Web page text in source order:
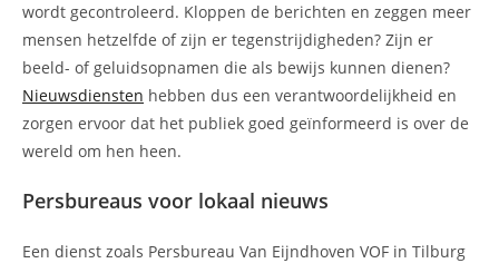
wordt gecontroleerd. Kloppen de berichten en zeggen meer
mensen hetzelfde of zijn er tegenstrijdigheden? Zijn er
beeld- of geluidsopnamen die als bewijs kunnen dienen?
Nieuwsdiensten hebben dus een verantwoordelijkheid en
zorgen ervoor dat het publiek goed geïnformeerd is over de
wereld om hen heen.
Persbureaus voor lokaal nieuws
Een dienst zoals Persbureau Van Eijndhoven VOF in Tilburg